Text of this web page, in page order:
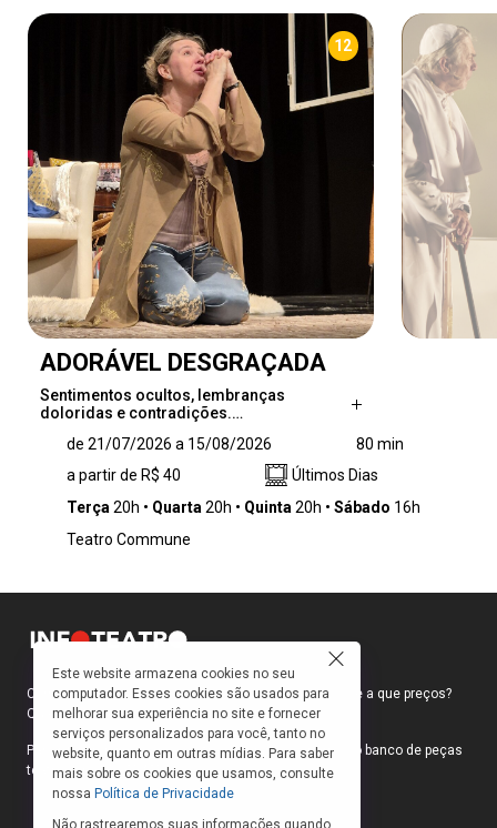
12
ADORÁVEL DESGRAÇADA
Sentimentos ocultos, lembranças
doloridas e contradições.…
contradições. O espectador é convidado a
embarcar com Guta em uma jornada de
autodescoberta e redenção, quando o
de 21/07/2026 a 15/08/2026
80 min
a partir de R$ 40
Últimos Dias
Terça 20h Quarta 20h Quinta 20h Sábado 16h
Teatro Commune
Como faço para ir ao teatro? Onde compro ingressos e a que preços?
Quais peças estão em cartaz?
Para responder a essas e outras perguntas, criamos o banco de peças
teatrais do INFOTEATRO.
Este website armazena cookies no seu
computador. Esses cookies são usados para
melhorar sua experiência no site e fornecer
serviços personalizados para você, tanto no
website, quanto em outras mídias. Para saber
mais sobre os cookies que usamos, consulte
nossa Política de Privacidade
Não rastrearemos suas informações quando